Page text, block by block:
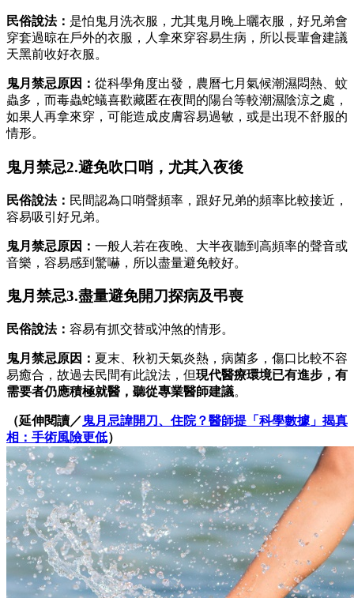
民俗說法： 是怕鬼月洗衣服，尤其鬼月晚上曬衣服，好兄弟會
穿套過晾在戶外的衣服，人拿來穿容易生病，所以長輩會建議
天黑前收好衣服。
鬼月禁忌原因： 從科學角度出發，農曆七月氣候潮濕悶熱、蚊
蟲多，而毒蟲蛇蟻喜歡藏匿在夜間的陽台等較潮濕陰涼之處，
如果人再拿來穿，可能造成皮膚容易過敏，或是出現不舒服的
情形。
鬼月禁忌2.避免吹口哨，尤其入夜後
民俗說法： 民間認為口哨聲頻率，跟好兄弟的頻率比較接近，
容易吸引好兄弟。
鬼月禁忌原因： 一般人若在夜晚、大半夜聽到高頻率的聲音或
音樂，容易感到驚嚇，所以盡量避免較好。
鬼月禁忌3.盡量避免開刀探病及弔喪
民俗說法： 容易有抓交替或沖煞的情形。
鬼月禁忌原因： 夏末、秋初天氣炎熱，病菌多，傷口比較不容
易癒合，故過去民間有此說法，但現代醫療環境已有進步，有
需要者仍應積極就醫，聽從專業醫師建議。
（延伸閱讀／鬼月忌諱開刀、住院？醫師提「科學數據」揭真
相：手術風險更低）